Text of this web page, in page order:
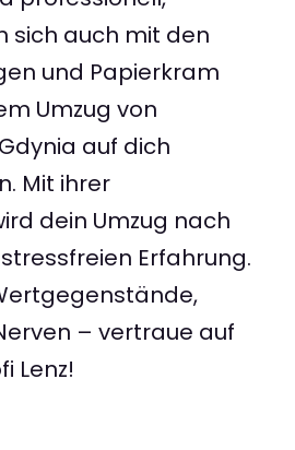
sich auch mit den
und Papierkram
Umzug von
auf dich
Mit ihrer
dein Umzug nach
Erfahrung.
– vertraue auf
Lenz!